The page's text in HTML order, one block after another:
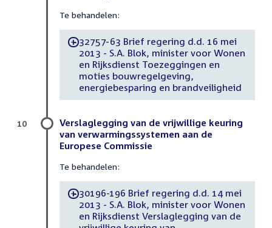
Te behandelen:
-32757-63 Brief regering d.d. 16 mei
2013 - S.A. Blok, minister voor Wonen
en Rijksdienst Toezeggingen en
moties bouwregelgeving,
energiebesparing en brandveiligheid
Verslaglegging van de vrijwillige keuring
van verwarmingssystemen aan de
Europese Commissie
Te behandelen:
-30196-196 Brief regering d.d. 14 mei
2013 - S.A. Blok, minister voor Wonen
en Rijksdienst Verslaglegging van de
10